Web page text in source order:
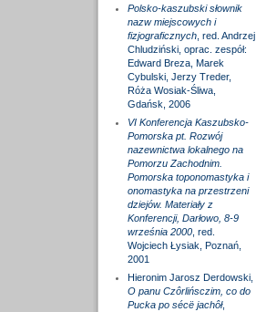
Polsko-kaszubski słownik
nazw miejscowych i
fizjograficznych, red. Andrzej
Chludziński, oprac. zespół:
Edward Breza, Marek
Cybulski, Jerzy Treder,
Róża Wosiak-Śliwa,
Gdańsk, 2006
VI Konferencja Kaszubsko-
Pomorska pt. Rozwój
nazewnictwa lokalnego na
Pomorzu Zachodnim.
Pomorska toponomastyka i
onomastyka na przestrzeni
dziejów. Materiały z
Konferencji, Darłowo, 8-9
września 2000, red.
Wojciech Łysiak, Poznań,
2001
Hieronim Jarosz Derdowski,
O panu Czôrlińsczim, co do
Pucka po sécë jachôł,